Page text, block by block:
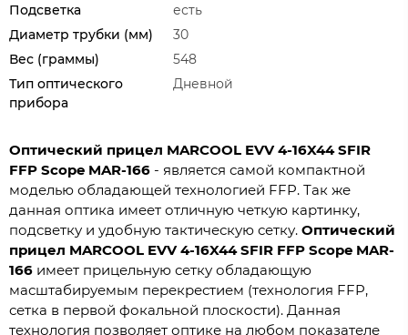
Подсветка
есть
Диаметр трубки (мм)
30
Вес (граммы)
548
Тип оптического
прибора
Дневной
Оптический прицел MARCOOL EVV 4-16X44 SFIR
FFP Scope MAR-166 - является самой компактной
моделью обладающей технологией FFP. Так же
данная оптика имеет отличную четкую картинку,
подсветку и удобную тактическую сетку. Оптический
прицел MARCOOL EVV4-16X44SFIR FFP Scope MAR-
166 имеет прицельную сетку обладающую
масштабируемым перекрестием (технология FFP,
сетка в первой фокальной плоскости). Данная
технология позволяет оптике на любом показателе